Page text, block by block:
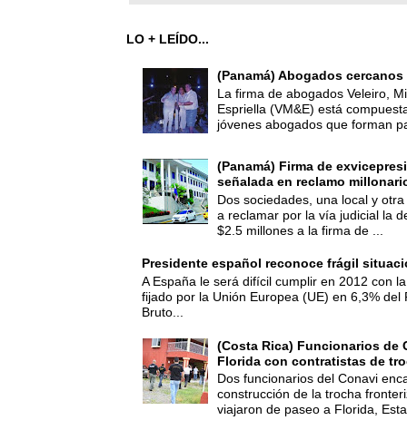
LO + LEÍDO...
(Panamá) Abogados
La firma de abogados Veleiro,
Espriella (VM&E) está
jóvenes abogados que forman
(Panamá) Firma de
señalada en reclamo
Dos sociedades, una local y
a reclamar por la vía judicial la
$2.5 millones a la firma de ...
Presidente español reconoce frágil
A España le será difícil cumplir en 2012 con
fijado por la Unión Europea (UE) en 6,3% del
Bruto...
(Costa Rica) Funcionarios de
Florida con contratistas de
Dos funcionarios del Conavi
construcción de la trocha
viajaron de paseo a Florida,